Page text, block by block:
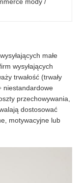
małe
wysyłających
trwałość (trwały
niestandardowe
przechowywania,
dostosować
motywacyjne lub